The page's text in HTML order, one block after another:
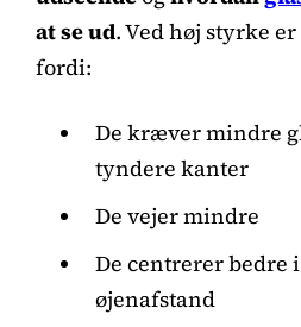
at se ud. Ved høj styrke
fordi:
De kræver mindre
tyndere kanter
De vejer mindre
De centrerer bedre
øjenafstand